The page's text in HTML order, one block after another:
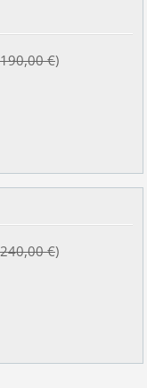
190,00 €)
240,00 €)